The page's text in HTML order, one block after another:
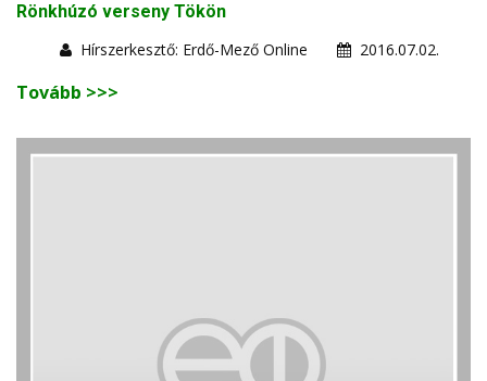
Rönkhúzó verseny Tökön
Hírszerkesztő: Erdő-Mező Online
2016.07.02.
Tovább >>>